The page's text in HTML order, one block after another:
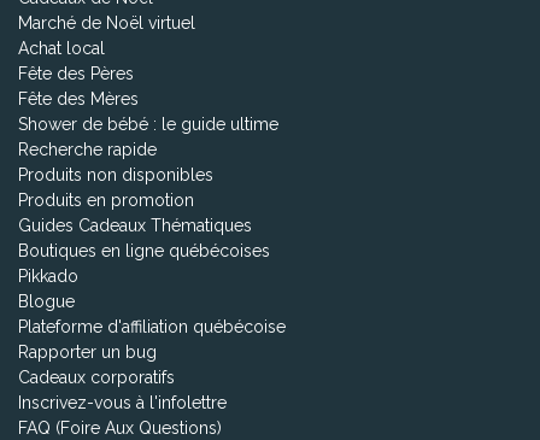
Marché de Noël virtuel
Achat local
Fête des Pères
Fête des Mères
Shower de bébé : le guide ultime
Recherche rapide
Produits non disponibles
Produits en promotion
Guides Cadeaux Thématiques
Boutiques en ligne québécoises
Pikkado
Blogue
Plateforme d'affiliation québécoise
Rapporter un bug
Cadeaux corporatifs
Inscrivez-vous à l'infolettre
FAQ (Foire Aux Questions)